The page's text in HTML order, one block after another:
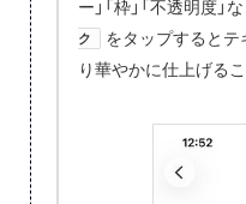
ー」「枠」「不透明度
ク
をタップするとテ
り華やかに仕上げる